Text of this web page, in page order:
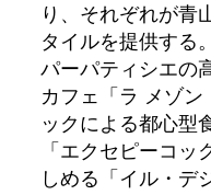
り、それぞれが青
タイルを提供する
パーパティシエの
カフェ「ラ メゾ
ックによる都心型
「エクセピーコ
しめる「イル・デ